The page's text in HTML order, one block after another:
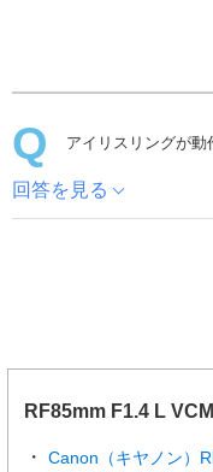
アイリスリングが
回答を見る
RF85mm F1.4 L
Canon（キヤノン）